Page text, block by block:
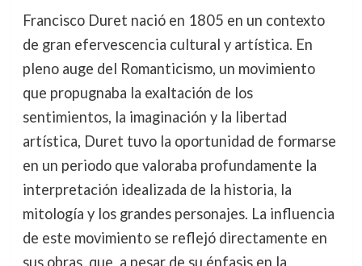
Francisco Duret nació en 1805 en un contexto
de gran efervescencia cultural y artística. En
pleno auge del Romanticismo, un movimiento
que propugnaba la exaltación de los
sentimientos, la imaginación y la libertad
artística, Duret tuvo la oportunidad de formarse
en un periodo que valoraba profundamente la
interpretación idealizada de la historia, la
mitología y los grandes personajes. La influencia
de este movimiento se reflejó directamente en
sus obras, que, a pesar de su énfasis en la